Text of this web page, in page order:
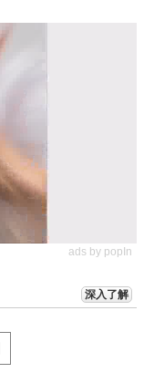
ads by popIn
深入了解